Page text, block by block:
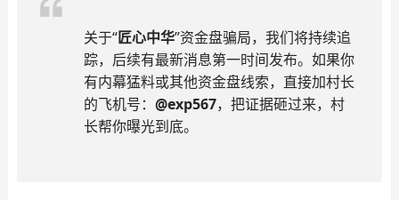
关于“匠心中华”资金盘骗局，我们将持续追
踪，后续有最新消息第一时间发布。如果你
有内幕猛料或其他资金盘线索，直接加村长
的飞机号： @exp567，把证据砸过来，村
长帮你曝光到底。